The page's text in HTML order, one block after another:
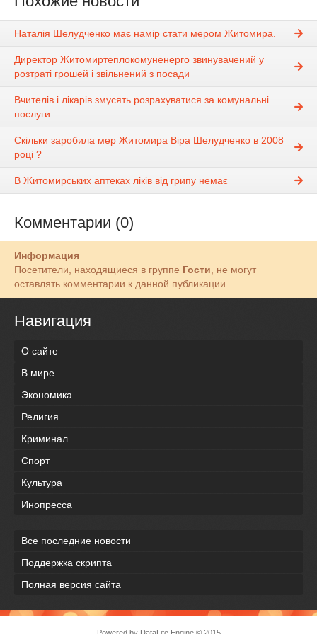
Наталія Шелудченко має намір стати мером Житомира.
Директор Житомиртеплокомуненерго звинувачений у
розтраті грошей і звільнений з посади
Вчителів і лікарів змусять розрахуватися за комунальні
послуги.
Скільки заробила мер Житомира Віра Шелудченко в 2008
році ?
В Житомирських аптеках ліків від грипу немає
Комментарии (0)
Информация
Посетители, находящиеся в группе Гости, не могут
оставлять комментарии к данной публикации.
Навигация
О сайте
В мире
Экономика
Религия
Криминал
Спорт
Культура
Инопресса
Все последние новости
Поддержка скрипта
Полная версия сайта
Powered by DataLife Engine© 2015